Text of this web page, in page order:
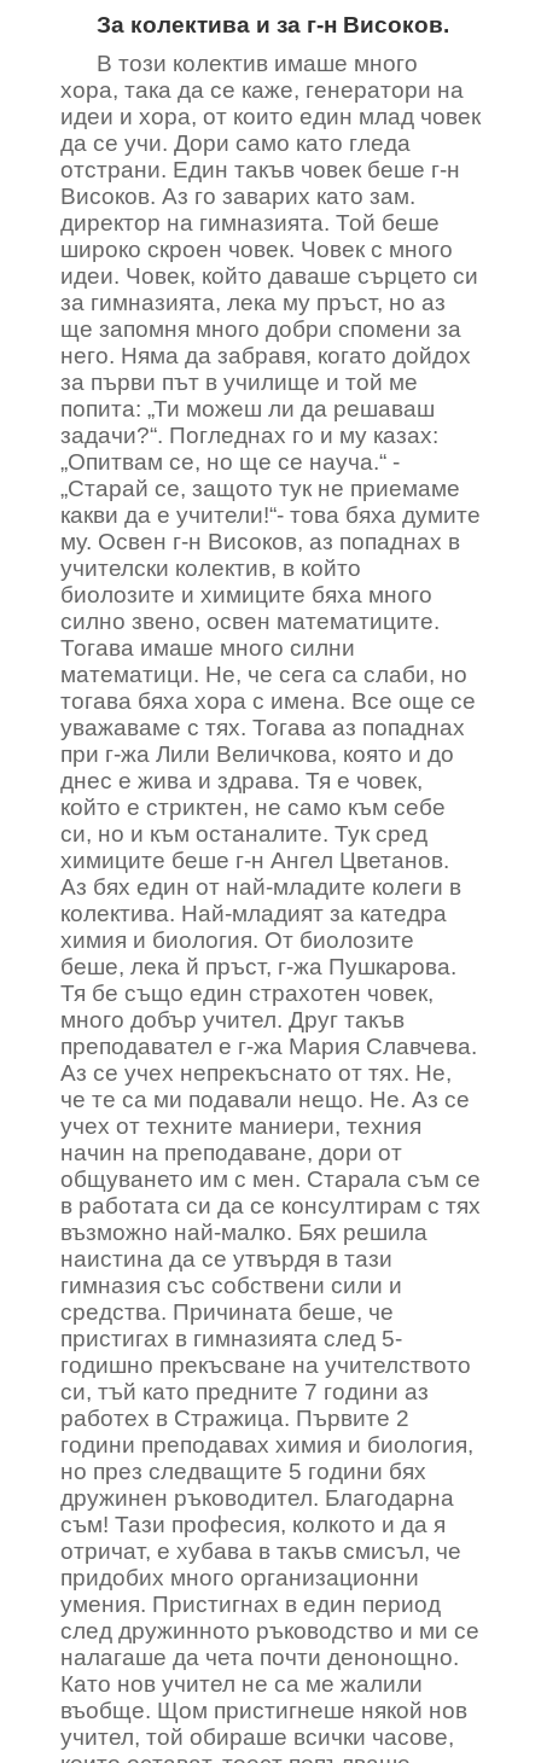
За колектива и за г-н Високов.
В този колектив имаше много
хора, така да се каже, генератори на
идеи и хора, от които един млад човек
да се учи. Дори само като гледа
отстрани. Един такъв човек беше г-н
Високов. Аз го заварих като зам.
директор на гимназията. Той беше
широко скроен човек. Човек с много
идеи. Човек, който даваше сърцето си
за гимназията, лека му пръст, но аз
ще запомня много добри спомени за
него. Няма да забравя, когато дойдох
за първи път в училище и той ме
попита: „Ти можеш ли да решаваш
задачи?“. Погледнах го и му казах:
„Опитвам се, но ще се науча.“ -
„Старай се, защото тук не приемаме
какви да е учители!“- това бяха думите
му. Освен г-н Високов, аз попаднах в
учителски колектив, в който
биолозите и химиците бяха много
силно звено, освен математиците.
Тогава имаше много силни
математици. Не, че сега са слаби, но
тогава бяха хора с имена. Все още се
уважаваме с тях. Тогава аз попаднах
при г-жа Лили Величкова, която и до
днес е жива и здрава. Тя е човек,
който е стриктен, не само към себе
си, но и към останалите. Тук сред
химиците беше г-н Ангел Цветанов.
Аз бях един от най-младите колеги в
колектива. Най-младият за катедра
химия и биология. От биолозите
беше, лека й пръст, г-жа Пушкарова.
Тя бе също един страхотен човек,
много добър учител. Друг такъв
преподавател е г-жа Мария Славчева.
Аз се учех непрекъснато от тях. Не,
че те са ми подавали нещо. Не. Аз се
учех от техните маниери, техния
начин на преподаване, дори от
общуването им с мен. Старала съм се
в работата си да се консултирам с тях
възможно най-малко. Бях решила
наистина да се утвърдя в тази
гимназия със собствени сили и
средства. Причината беше, че
пристигах в гимназията след 5-
годишно прекъсване на учителството
си, тъй като предните 7 години аз
работех в Стражица. Първите 2
години преподавах химия и биология,
но през следващите 5 години бях
дружинен ръководител. Благодарна
съм! Тази професия, колкото и да я
отричат, е хубава в такъв смисъл, че
придобих много организационни
умения. Пристигнах в един период
след дружинното ръководство и ми се
налагаше да чета почти денонощно.
Като нов учител не са ме жалили
въобще. Щом пристигнеше някой нов
учител, той обираше всички часове,